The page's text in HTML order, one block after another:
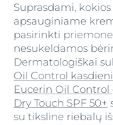
Suprasdami,
apsauginiame
pasirinkti
nesukeldamos
Dermatologiškai
Oil Control
Eucerin Oil
Dry Touch SPF 50+
su tiksline riebalų